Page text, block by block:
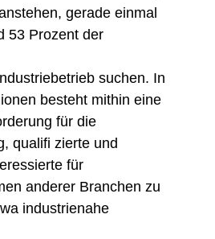
gerade einmal
53 Prozent der
suchen. In
besteht mithin eine
für die
qualifi zierte und
für
anderer Branchen zu
industrienahe